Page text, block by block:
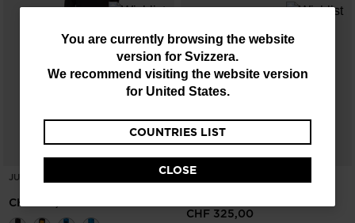
You
are
website
version
for
You are currently browsing the website
version for Svizzera.
We recommend visiting the website version
for United States.
COUNTRIES LIST
CLOSE
JUNIORS' INSULATED SKI PANTS
CHF 145,00
MEN'S OUTERLIMITS INSULATED
CHF 325,00